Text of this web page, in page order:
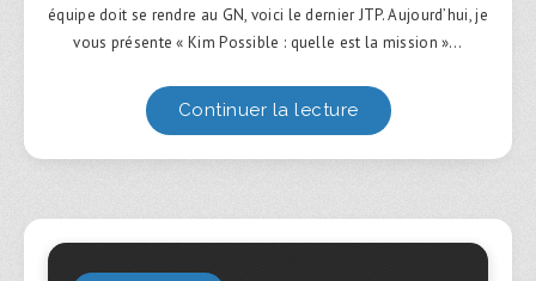
équipe doit se rendre au GN, voici le dernier JTP. Aujourd’hui, je
vous présente « Kim Possible : quelle est la mission »…
Continuer la lecture